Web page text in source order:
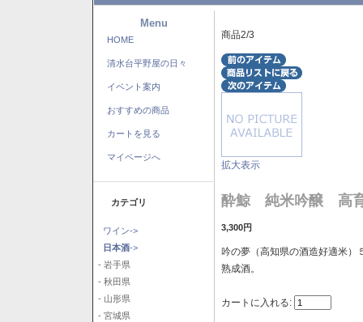
Menu
HOME
清水台平野屋の日々
イベント案内
おすすめの商品
カートを見る
マイページへ
カテゴリ
ワイン->
日本酒->
- 岩手県
- 秋田県
- 山形県
- 宮城県
商品2/3
拡大表示
酔鯨 純米吟醸 高
3,300円
吟の夢（高知県の酒造好適米）
熟成酒。
カートに入れる: